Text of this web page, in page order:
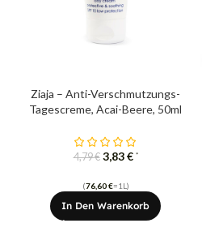
Ziaja – Anti-Verschmutzungs-
Tagescreme, Acai-Beere, 50ml
4,79€ 3,83€ *
(76,60€=1L)
In Den Warenkorb